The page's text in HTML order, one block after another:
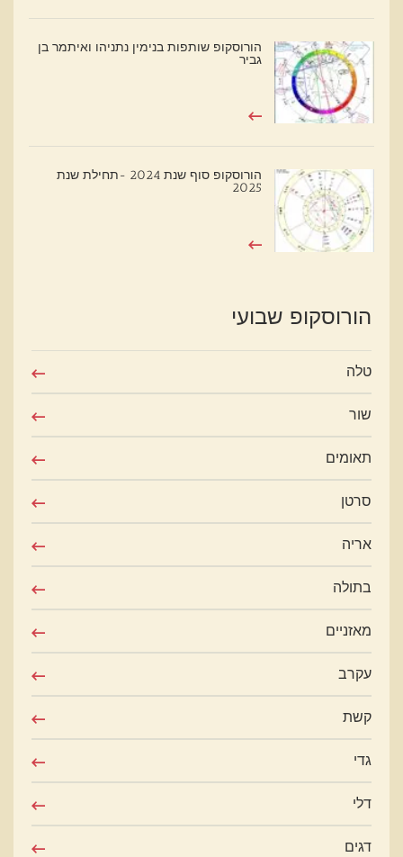
הורוסקופ שותפות בנימין נתניהו ואיתמר בן
גביר
הורוסקופ סוף שנת 2024 -תחילת שנת
2025
הורוסקופ שבועי
טלה
שור
תאומים
סרטן
אריה
בתולה
מאזניים
עקרב
קשת
גדי
דלי
דגים